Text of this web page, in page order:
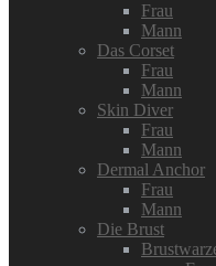
Frau
Mann
Das Corset
Frau
Mann
Skin Diver
Frau
Mann
Dermal Anchor
Frau
Mann
Die Brust